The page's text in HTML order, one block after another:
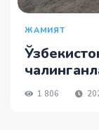
ЖАМИЯТ
1 806